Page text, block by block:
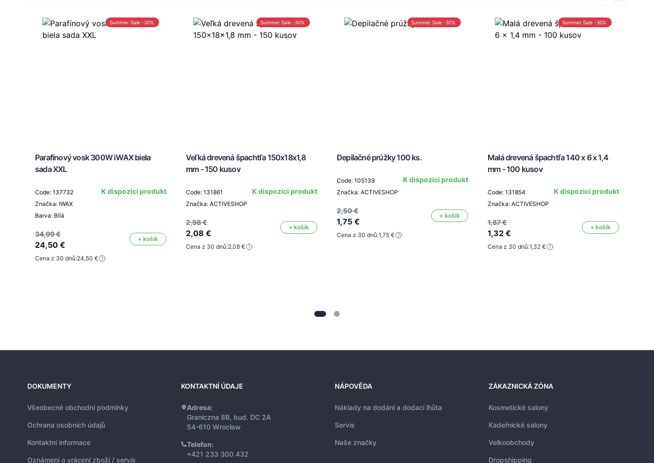
Summer Sale -30%
Parafínový vosk 300W iWAX biela
sada XXL
Code: 137732
Značka: IWAX
Barva: Bílá
K dispozici produkt
34,99 €
24,50 €
+ košík
Cena z 30 dnů:24,50 €
Summer Sale -30%
Veľká drevená špachtľa 150x18x1,8
mm - 150 kusov
Code: 131861
Značka: ACTIVESHOP
K dispozici produkt
2,98 €
2,08 €
+ košík
Cena z 30 dnů:2,08 €
Summer Sale -30%
Depilačné prúžky 100 ks.
Code: 105139
Značka: ACTIVESHOP
K dispozici produkt
2,50 €
1,75 €
+ košík
Cena z 30 dnů:1,75 €
Summer Sale -30%
Malá drevená špachtľa 140 x 6 x 1,4
mm - 100 kusov
Code: 131854
Značka: ACTIVESHOP
K dispozici produkt
1,87 €
1,32 €
+ košík
Cena z 30 dnů:1,32 €
DOKUMENTY
Všeobecné obchodní podmínky
Ochrana osobních údajů
Kontaktní informace
Oznámení o vrácení zboží / servis
KONTAKTNÍ ÚDAJE
Adresa:
Graniczna 8B, bud. DC 2A
54-610 Wrocław
Telefon:
+421 233 300 432
NÁPOVĚDA
Náklady na dodání a dodací lhůta
Servis
Naše značky
ZÁKAZNICKÁ ZÓNA
Kosmetické salony
Kadeřnické salony
Velkoobchody
Dropshipping